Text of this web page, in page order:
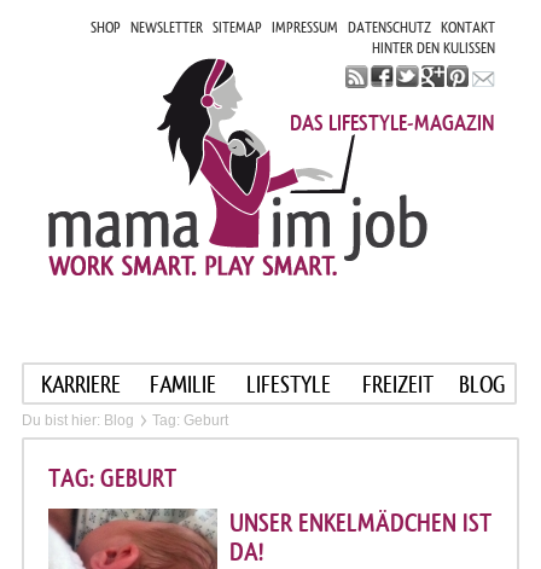
SHOP NEWSLETTER SITEMAP IMPRESSUM DATENSCHUTZ KONTAKT
HINTER DEN KULISSEN
DAS LIFESTYLE-MAGAZIN
KARRIERE FAMILIE LIFESTYLE FREIZEIT BLOG
Du bist hier: Blog Tag: Geburt
TAG: GEBURT
UNSER ENKELMÄDCHEN IST
DA!